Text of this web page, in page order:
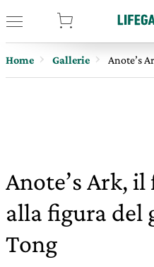
Home Gallerie Anote’s
Anote’s Ark,
alla figura del
Tong